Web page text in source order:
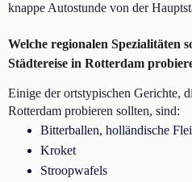
knappe Autostunde von der
Welche regionalen Spezialitäten
Städtereise in Rotterdam
Einige der ortstypischen Gerichte,
Rotterdam probieren sollten, sind:
Bitterballen, holländische
Kroket
Stroopwafels